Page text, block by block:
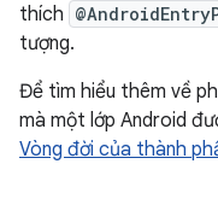
thích
tượng.
Để tìm hiểu thêm về
mà một lớp Android
Vòng đời của thành